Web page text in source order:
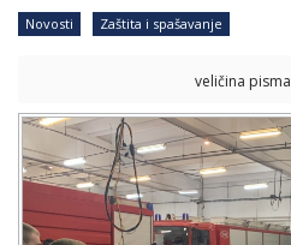
Novosti Zaštita i spašavanje
veličina pisma